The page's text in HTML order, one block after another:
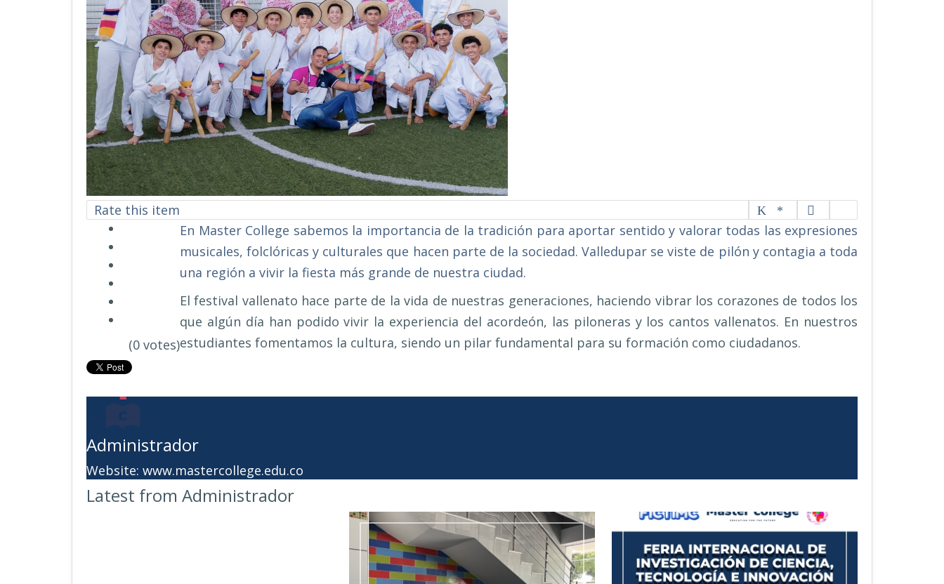
Rate this item
(0 votes)
En Master College sabemos la importancia de la tradición para aportar sentido y valorar todas las expresiones
musicales, folclóricas y culturales que hacen parte de la sociedad. Valledupar se viste de pilón y contagia a toda
una región a vivir la fiesta más grande de nuestra ciudad.
El festival vallenato hace parte de la vida de nuestras generaciones, haciendo vibrar los corazones de todos los
que algún día han podido vivir la experiencia del acordeón, las piloneras y los cantos vallenatos. En nuestros
estudiantes fomentamos la cultura, siendo un pilar fundamental para su formación como ciudadanos.
Administrador
Website: www.mastercollege.edu.co
Latest from Administrador